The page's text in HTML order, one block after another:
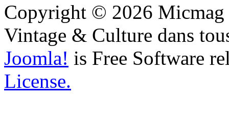
Copyright © 2026 Micmag
Vintage & Culture dans
Joomla! is Free Software
License.